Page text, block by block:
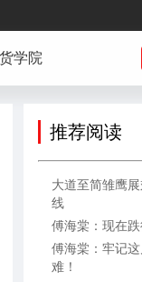
学院
推荐阅读
大道至简雏鹰
线
傅海棠：现在
傅海棠：牢记
难！